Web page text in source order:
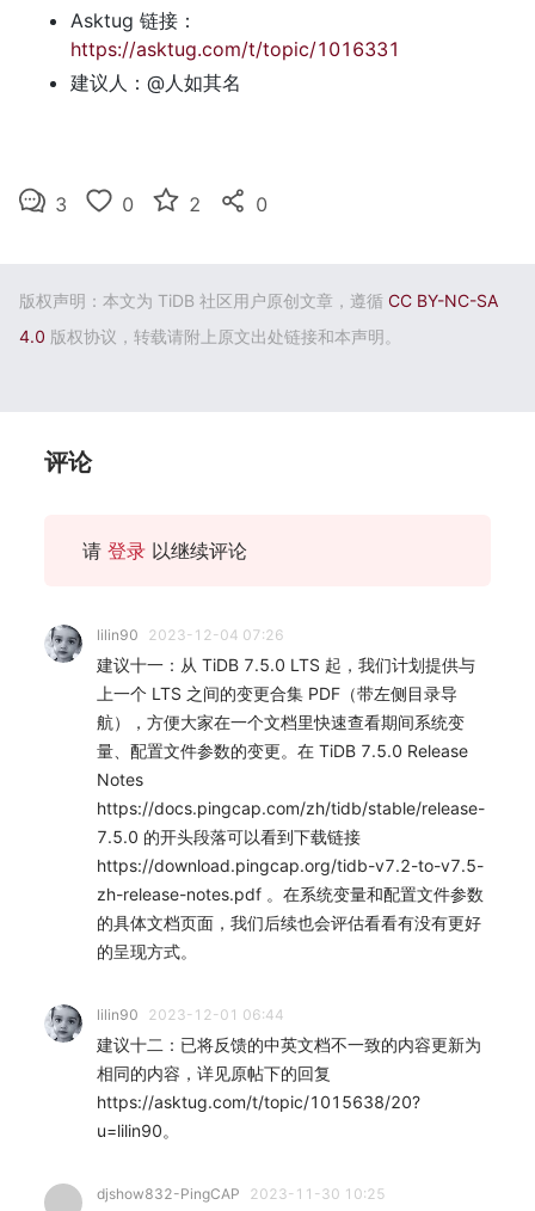
Asktug 链接：
https://asktug.com/t/topic/1016331
建议人：@人如其名
3 0 2 0
版权声明：本文为 TiDB 社区用户原创文章，遵循 CC BY-NC-SA
4.0 版权协议，转载请附上原文出处链接和本声明。
评论
请 登录 以继续评论
lilin90 2023-12-04 07:26
建议十一：从 TiDB 7.5.0 LTS 起，我们计划提供与
上一个 LTS 之间的变更合集 PDF（带左侧目录导
航），方便大家在一个文档里快速查看期间系统变
量、配置文件参数的变更。在 TiDB 7.5.0 Release
Notes
https://docs.pingcap.com/zh/tidb/stable/release-
7.5.0 的开头段落可以看到下载链接
https://download.pingcap.org/tidb-v7.2-to-v7.5-
zh-release-notes.pdf 。在系统变量和配置文件参数
的具体文档页面，我们后续也会评估看看有没有更好
的呈现方式。
lilin90 2023-12-01 06:44
建议十二：已将反馈的中英文档不一致的内容更新为
相同的内容，详见原帖下的回复
https://asktug.com/t/topic/1015638/20?
u=lilin90。
djshow832-PingCAP 2023-11-30 10:25